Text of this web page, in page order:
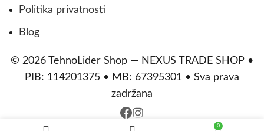
Politika privatnosti
Blog
© 2026 TehnoLider Shop — NEXUS TRADE SHOP •
PIB: 114201375 • MB: 67395301 • Sva prava
zadržana
0